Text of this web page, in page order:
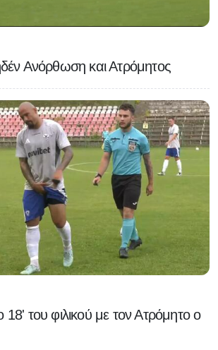
Ανόρθωση και Ατρόμητος
του φιλικού με τον Ατρόμητο ο